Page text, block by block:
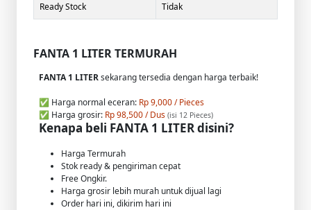
Ready Stock Tidak
FANTA 1 LITER TERMURAH
FANTA 1 LITERsekarang tersedia dengan harga terbaik!
✅ Harga normal eceran: Rp 9,000 / Pieces
✅ Harga grosir: Rp 98,500 / Dus (isi 12 Pieces)
Kenapa beli FANTA 1 LITER disini?
Harga Termurah
Stok ready & pengiriman cepat
Free Ongkir.
Harga grosir lebih murah untuk dijual lagi
Order hari ini, dikirim hari ini